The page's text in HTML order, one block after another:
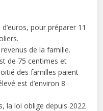
pour préparer 11
de la famille.
de 75 centimes et
des familles paient
est d’environ 8
la loi oblige depuis 2022